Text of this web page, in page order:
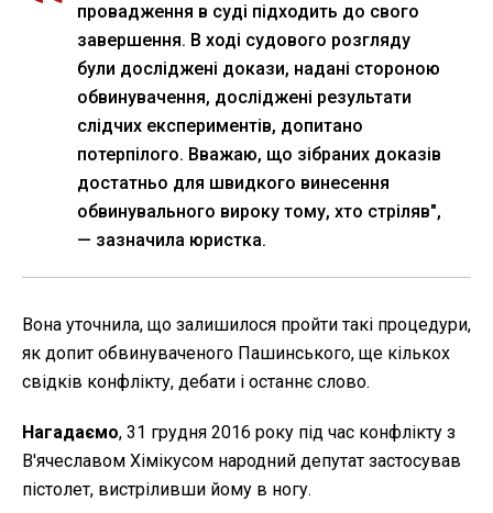
провадження в суді підходить до свого
завершення. В ході судового розгляду
були досліджені докази, надані стороною
обвинувачення, досліджені результати
слідчих експериментів, допитано
потерпілого. Вважаю, що зібраних доказів
достатньо для швидкого винесення
обвинувального вироку тому, хто стріляв",
— зазначила юристка.
Вона уточнила, що залишилося пройти такі процедури,
як допит обвинуваченого Пашинського, ще кількох
свідків конфлікту, дебати і останнє слово.
Нагадаємо, 31 грудня 2016 року під час конфлікту з
В'ячеславом Хімікусом народний депутат застосував
пістолет, вистріливши йому в ногу.